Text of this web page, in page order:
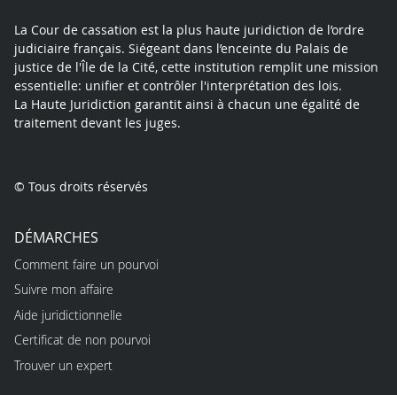
La Cour de cassation est la plus haute juridiction de l’ordre
judiciaire français. Siégeant dans l’enceinte du Palais de
justice de l'Île de la Cité, cette institution remplit une mission
essentielle: unifier et contrôler l'interprétation des lois.
La Haute Juridiction garantit ainsi à chacun une égalité de
traitement devant les juges.
© Tous droits réservés
DÉMARCHES
Comment faire un pourvoi
Suivre mon affaire
Aide juridictionnelle
Certificat de non pourvoi
Trouver un expert